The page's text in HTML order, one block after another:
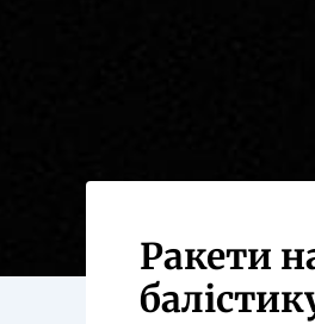
Ракети